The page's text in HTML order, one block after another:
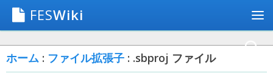
FESWiki
ホーム : ファイル拡張子 : .sbproj ファイル